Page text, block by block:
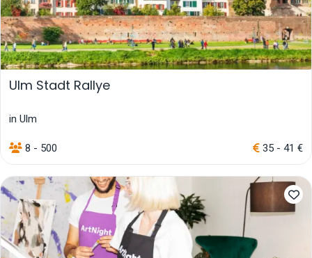
Ulm Stadt Rallye
in Ulm
8 - 500 35 - 41 €